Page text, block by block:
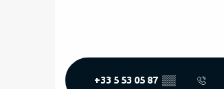
+33 5 53 05 87 ▒▒